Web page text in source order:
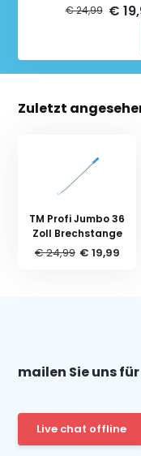
€ 24,99 €
Zuletzt
TM Profi Jumbo 36
Zoll Brechstange
€ 24,99 € 19,99
mailen Sie uns
Live chat offline